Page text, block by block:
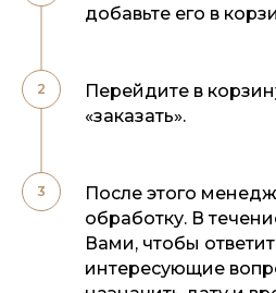
добавьте его в
Перейдите в
«заказать».
После этого
обработку. В
Вами, чтобы
интересующие